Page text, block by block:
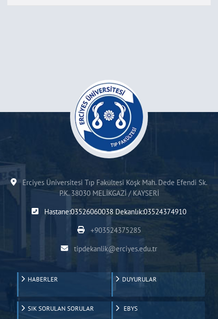
Erciyes Üniversitesi Tıp Fakültesi Köşk Mah. Dede Efendi Sk.
P.K. 38030 MELİKGAZİ / KAYSERİ
Hastane:03526060038 Dekanlık:03524374910
+903524375285
tipdekanlik@erciyes.edu.tr
HABERLER DUYURULAR
SIK SORULAN SORULAR EBYS